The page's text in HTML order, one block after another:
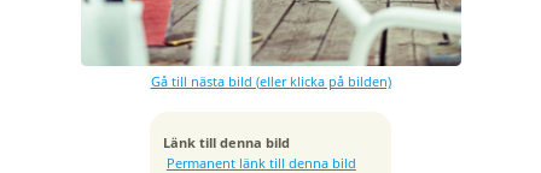
Gå till nästa bild (eller klicka på bilden)
Länk till denna bild
Permanent länk till denna bild
f/2.0
Kamera
Canon EOS R6m2
Tagen
ISO
250